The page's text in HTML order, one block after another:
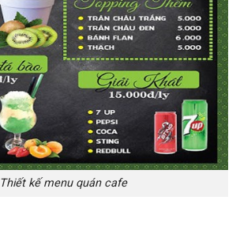
Thiết kế menu quán cafe